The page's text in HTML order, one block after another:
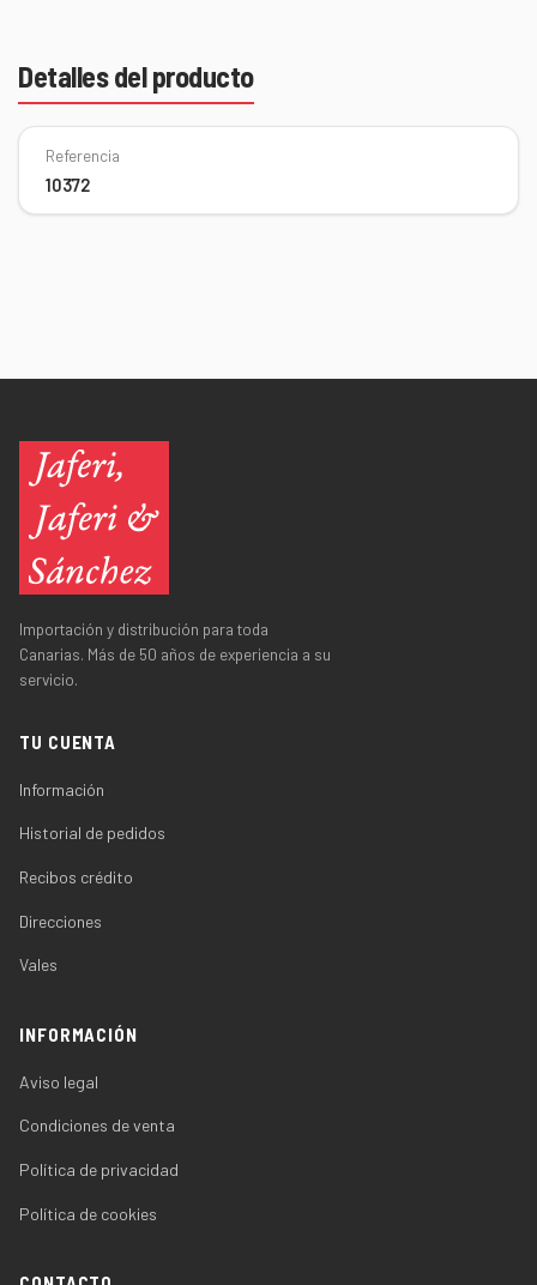
Detalles del producto
Referencia
10372
Importación y distribución para toda
Canarias. Más de 50 años de experiencia a su
servicio.
TU CUENTA
Información
Historial de pedidos
Recibos crédito
Direcciones
Vales
INFORMACIÓN
Aviso legal
Condiciones de venta
Política de privacidad
Política de cookies